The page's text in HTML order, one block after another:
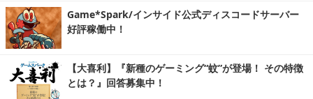
Game*Spark/インサイド公式ディスコードサーバー
好評稼働中！
【大喜利】『新種のゲーミング“蚊”が登場！ その特徴
とは？』回答募集中！